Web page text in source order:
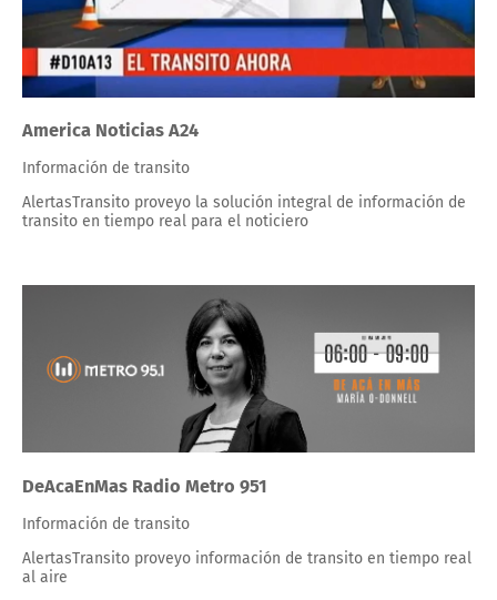
America Noticias A24
Información de transito
AlertasTransito proveyo la solución integral de información de
transito en tiempo real para el noticiero
DeAcaEnMas Radio Metro 951
Información de transito
AlertasTransito proveyo información de transito en tiempo real
al aire